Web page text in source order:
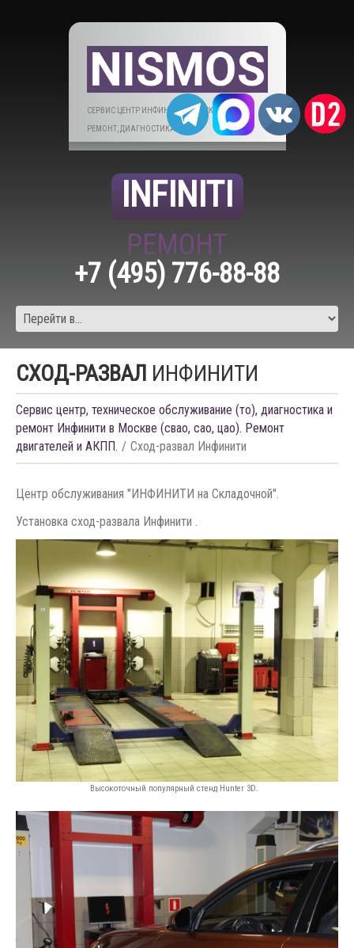
СЕРВИС ЦЕНТР ИНФИНИТИ В МОСКВЕ. ТО,
РЕМОНТ, ДИАГНОСТИКА.
INFINITI
РЕМОНТ
+7 (495) 776-88-88
СХОД-РАЗВАЛ ИНФИНИТИ
Сервис центр, техническое обслуживание (то), диагностика и
ремонт Инфинити в Москве (свао, сао, цао). Ремонт
двигателей и АКПП.
Сход-развал Инфинити
Центр обслуживания "ИНФИНИТИ на Складочной".
Установка сход-развала Инфинити .
Высокоточный популярный стенд Hunter 3D.